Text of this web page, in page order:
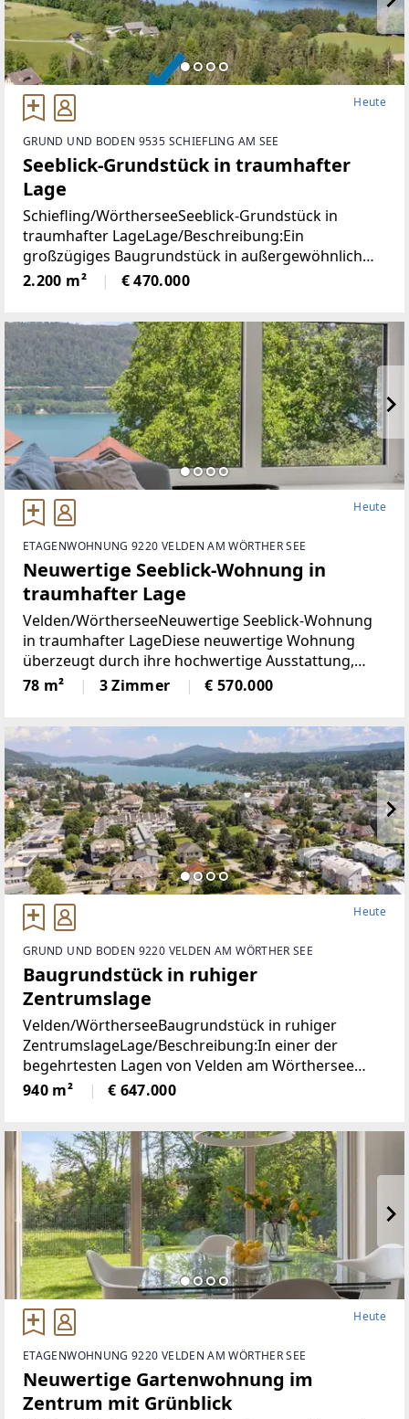
Heute
GRUND UND BODEN 9535 SCHIEFLING AM SEE
Seeblick-Grundstück in traumhafter
Lage
Schiefling/WörtherseeSeeblick-Grundstück in
traumhafter LageLage/Beschreibung:Ein
großzügiges Baugrundstück in außergewöhnlich
ruhiger Aussichtslage mit beeindruckendem
Weitblick über den Wörthersee und die umliegende
2.200 m² € 470.000
Heute
ETAGENWOHNUNG 9220 VELDEN AM WÖRTHER SEE
Neuwertige Seeblick-Wohnung in
traumhafter Lage
Velden/WörtherseeNeuwertige Seeblick-Wohnung
in traumhafter LageDiese neuwertige Wohnung
überzeugt durch ihre hochwertige Ausstattung,
durchdachte Raumaufteilung und einen
eindrucksvollen Blick auf den Wörthersee. Auf rund
78 m² 3 Zimmer € 570.000
Heute
GRUND UND BODEN 9220 VELDEN AM WÖRTHER SEE
Baugrundstück in ruhiger
Zentrumslage
Velden/WörtherseeBaugrundstück in ruhiger
ZentrumslageLage/Beschreibung:In einer der
begehrtesten Lagen von Velden am Wörthersee
befindet sich dieses ca. 940 m² große Grundstück,
das mit seiner ruhigen und dennoch zentralen Lage
940 m² € 647.000
Heute
ETAGENWOHNUNG 9220 VELDEN AM WÖRTHER SEE
Neuwertige Gartenwohnung im
Zentrum mit Grünblick